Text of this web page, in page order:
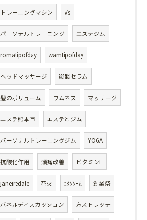
トレーニングマシン Vs
パーソナルトレーニング エステジム
romatipofday wamtipofday
ヘッドマッサージ 炭酸セラム
髪のボリューム ワムネス マッサージ
エステ熊本市 エステとジム
パーソナルトレーニングジム YOGA
抗酸化作用 頭痛改善 ビタミンE
janeiredale 花火 ｴｸｿｿｰﾑ 創業祭
パネルディスカッション 方ストレッチ